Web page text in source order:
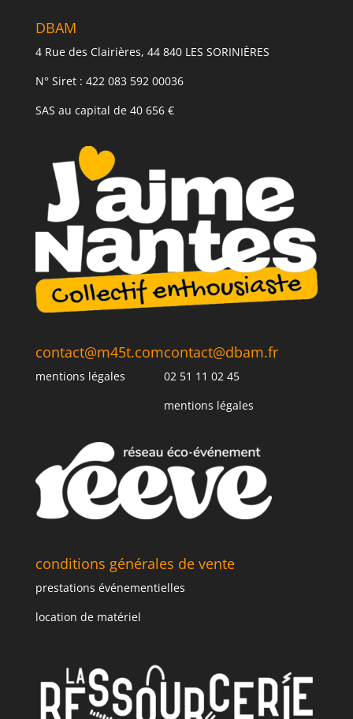
DBAM
4 Rue des Clairières, 44 840 LES SORINIÈRES
N° Siret : 422 083 592 00036
SAS au capital de 40 656 €
contact@m45t.com
mentions légales
contact@dbam.fr
02 51 11 02 45
mentions légales
conditions générales de vente
prestations événementielles
location de matériel